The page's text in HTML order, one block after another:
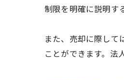
制限を明確に説明す
また、売却に際して
ことができます。法